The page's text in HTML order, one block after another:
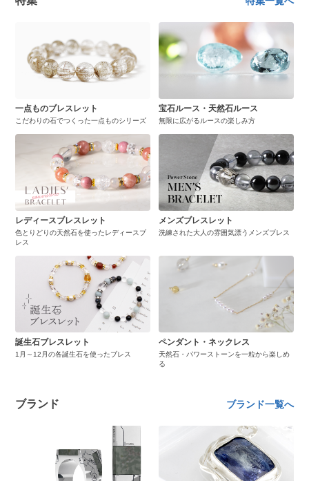
一点ものブレスレット
こだわりの石でつくった一点ものシリーズ
宝石ルース・天然石ルース
無限に広がるルースの楽しみ方
レディースブレスレット
色とりどりの天然石を使ったレディースブ
レス
メンズブレスレット
洗練された大人の雰囲気漂うメンズブレス
誕生石ブレスレット
1月～12月の各誕生石を使ったブレス
ペンダント・ネックレス
天然石・パワーストーンを一粒から楽しめ
る
ブランド ブランド一覧へ